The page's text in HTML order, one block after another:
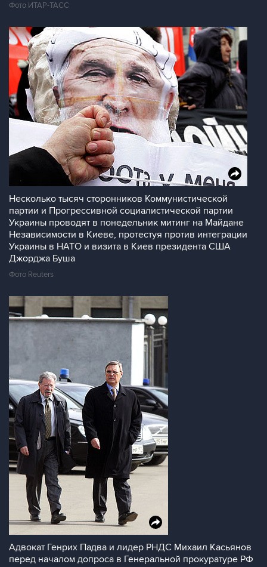
Фото ИТАР-ТАСС
Несколько тысяч сторонников Коммунистической
партии и Прогрессивной социалистической партии
Украины проводят в понедельник митинг на Майдане
Независимости в Киеве, протестуя против интеграции
Украины в НАТО и визита в Киев президента США
Джорджа Буша
Фото Reuters
Адвокат Генрих Падва и лидер РНДС Михаил Касьянов
перед началом допроса в Генеральной прокуратуре РФ